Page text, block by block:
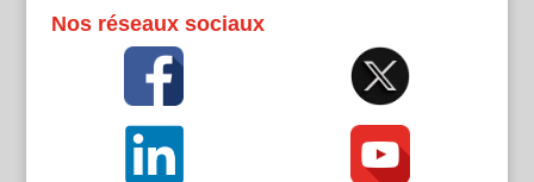
Nos réseaux sociaux